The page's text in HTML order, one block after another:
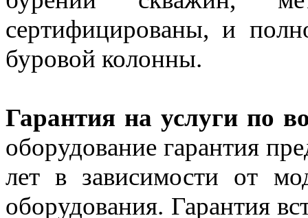
сертифицированы, и
буровой колонны.
Гарантия на услуги по
оборудование гарантия
лет в зависимости от
оборудования. Гарантия